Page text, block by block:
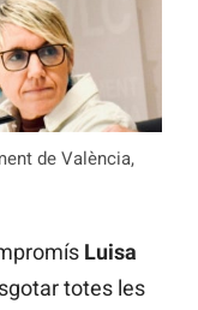
de València,
Luisa
totes les